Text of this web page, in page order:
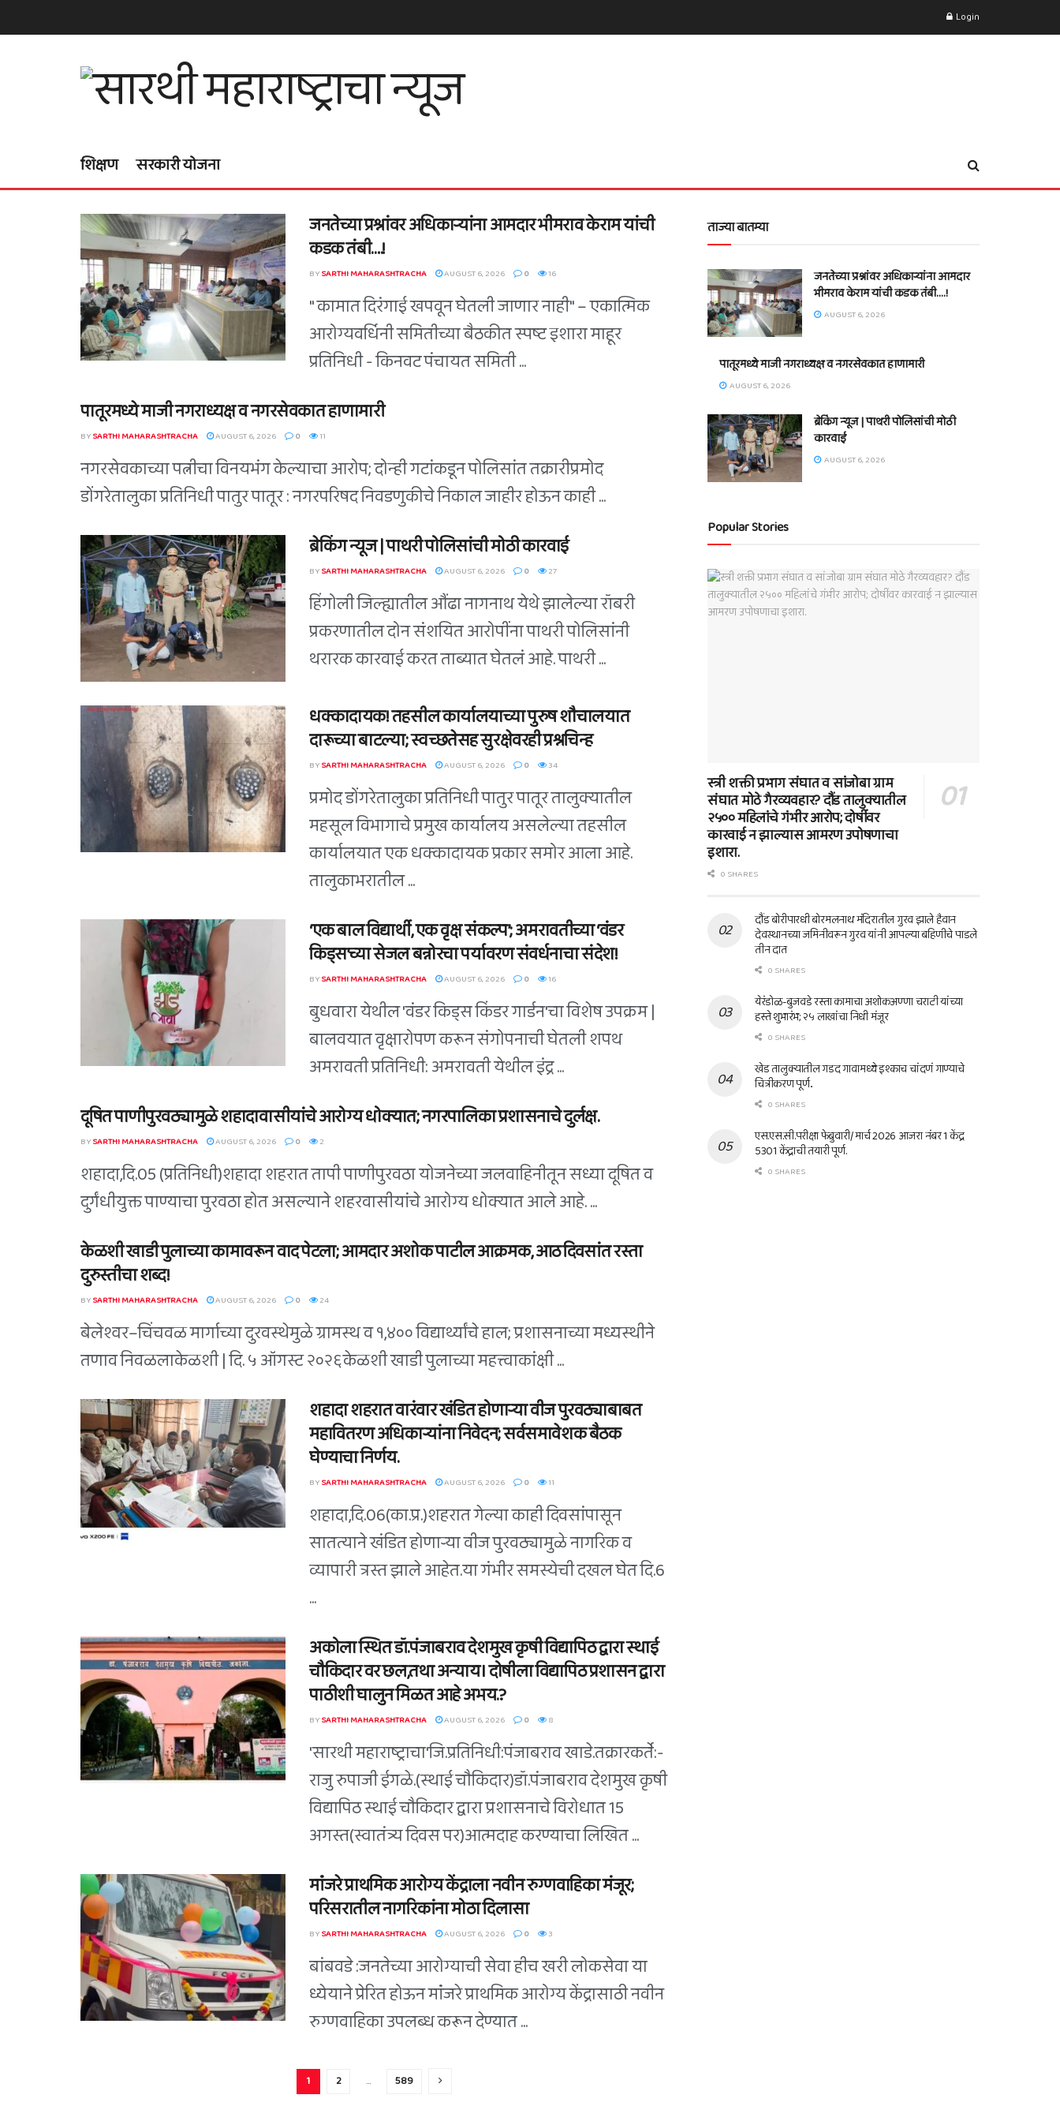
Login
शिक्षण सरकारी योजना
जनतेच्या प्रश्नांवर अधिकाऱ्यांना आमदार भीमराव केराम यांची
कडक तंबी….!
BYSARTHI MAHARASHTRACHA AUGUST 6, 2026 0 16
" कामात दिरंगाई खपवून घेतली जाणार नाही" – एकात्मिक
आरोग्यवर्धिनी समितीच्या बैठकीत स्पष्ट इशारा माहूर
प्रतिनिधी - किनवट पंचायत समिती ...
पातूरमध्ये माजी नगराध्यक्ष व नगरसेवकात हाणामारी
BYSARTHI MAHARASHTRACHA AUGUST 6, 2026 0 11
नगरसेवकाच्या पत्नीचा विनयभंग केल्याचा आरोप; दोन्ही गटांकडून पोलिसांत तक्रारीप्रमोद
डोंगरेतालुका प्रतिनिधी पातुर पातूर : नगरपरिषद निवडणुकीचे निकाल जाहीर होऊन काही ...
ब्रेकिंग न्यूज | पाथरी पोलिसांची मोठी कारवाई
BYSARTHI MAHARASHTRACHA AUGUST 6, 2026 0 27
हिंगोली जिल्ह्यातील औंढा नागनाथ येथे झालेल्या रॉबरी
प्रकरणातील दोन संशयित आरोपींना पाथरी पोलिसांनी
थरारक कारवाई करत ताब्यात घेतलं आहे. पाथरी ...
धक्कादायक! तहसील कार्यालयाच्या पुरुष शौचालयात
दारूच्या बाटल्या; स्वच्छतेसह सुरक्षेवरही प्रश्नचिन्ह
BYSARTHI MAHARASHTRACHA AUGUST 6, 2026 0 34
प्रमोद डोंगरेतालुका प्रतिनिधी पातुर पातूर तालुक्यातील
महसूल विभागाचे प्रमुख कार्यालय असलेल्या तहसील
कार्यालयात एक धक्कादायक प्रकार समोर आला आहे.
तालुकाभरातील ...
‘एक बाल विद्यार्थी, एक वृक्ष संकल्प’; अमरावतीच्या ‘वंडर
किड्स’च्या सेजल बन्नोरचा पर्यावरण संवर्धनाचा संदेश!
BYSARTHI MAHARASHTRACHA AUGUST 6, 2026 0 16
बुधवारा येथील 'वंडर किड्स किंडर गार्डन'चा विशेष उपक्रम |
बालवयात वृक्षारोपण करून संगोपनाची घेतली शपथ
अमरावती प्रतिनिधी: अमरावती येथील इंद्र ...
दूषित पाणीपुरवठ्यामुळे शहादावासीयांचे आरोग्य धोक्यात; नगरपालिका प्रशासनाचे दुर्लक्ष.
BYSARTHI MAHARASHTRACHA AUGUST 6, 2026 0 2
शहादा,दि.05 (प्रतिनिधी)शहादा शहरात तापी पाणीपुरवठा योजनेच्या जलवाहिनीतून सध्या दूषित व
दुर्गंधीयुक्त पाण्याचा पुरवठा होत असल्याने शहरवासीयांचे आरोग्य धोक्यात आले आहे. ...
केळशी खाडी पुलाच्या कामावरून वाद पेटला; आमदार अशोक पाटील आक्रमक, आठ दिवसांत रस्ता
दुरुस्तीचा शब्द!
BYSARTHI MAHARASHTRACHA AUGUST 6, 2026 0 24
बेलेश्वर–चिंचवळ मार्गाच्या दुरवस्थेमुळे ग्रामस्थ व १,४०० विद्यार्थ्यांचे हाल; प्रशासनाच्या मध्यस्थीने
तणाव निवळलाकेळशी | दि. ५ ऑगस्ट २०२६केळशी खाडी पुलाच्या महत्त्वाकांक्षी ...
शहादा शहरात वारंवार खंडित होणाऱ्या वीज पुरवठ्याबाबत
महावितरण अधिकाऱ्यांना निवेदन; सर्वसमावेशक बैठक
घेण्याचा निर्णय.
BYSARTHI MAHARASHTRACHA AUGUST 6, 2026 0 11
शहादा,दि.06(का.प्र.)शहरात गेल्या काही दिवसांपासून
सातत्याने खंडित होणाऱ्या वीज पुरवठ्यामुळे नागरिक व
व्यापारी त्रस्त झाले आहेत.या गंभीर समस्येची दखल घेत दि.6
...
अकोला स्थित डॉ.पंजाबराव देशमुख कृषी विद्यापिठ द्वारा स्थाई
चौकिदार वर छल,तथा अन्याय। दोषीला विद्यापिठ प्रशासन द्वारा
पाठीशी घालुन मिळत आहे अभय.?
BYSARTHI MAHARASHTRACHA AUGUST 6, 2026 0 8
'सारथी महाराष्ट्राचा'जि.प्रतिनिधी:पंजाबराव खाडे.तक्रारकर्ते:-
राजु रुपाजी ईगळे.(स्थाई चौकिदार)डॉ.पंजाबराव देशमुख कृषी
विद्यापिठ स्थाई चौकिदार द्वारा प्रशासनाचे विरोधात 15
अगस्त(स्वातंत्र्य दिवस पर)आत्मदाह करण्याचा लिखित ...
मांंजरे प्राथमिक आरोग्य केंद्राला नवीन रुग्णवाहिका मंजूर;
परिसरातील नागरिकांना मोठा दिलासा
BYSARTHI MAHARASHTRACHA AUGUST 6, 2026 0 3
बांबवडे :जनतेच्या आरोग्याची सेवा हीच खरी लोकसेवा या
ध्येयाने प्रेरित होऊन मांंजरे प्राथमिक आरोग्य केंद्रासाठी नवीन
रुग्णवाहिका उपलब्ध करून देण्यात ...
1 2 … 589
ताज्या बातम्या
जनतेच्या प्रश्नांवर अधिकाऱ्यांना आमदार
भीमराव केराम यांची कडक तंबी….!
AUGUST 6, 2026
पातूरमध्ये माजी नगराध्यक्ष व नगरसेवकात हाणामारी
AUGUST 6, 2026
ब्रेकिंग न्यूज | पाथरी पोलिसांची मोठी
कारवाई
AUGUST 6, 2026
Popular Stories
स्त्री शक्ती प्रभाग संघात व सांजोबा ग्राम
संघात मोठे गैरव्यवहार? दौंड तालुक्यातील
२५०० महिलांचे गंभीर आरोप; दोषींवर
कारवाई न झाल्यास आमरण उपोषणाचा
इशारा.
0 SHARES
दौंड बोरीपारधी बोरमलनाथ मंदिरातील गुरव झाले हैवान
देवस्थानच्या जमिनीवरून गुरव यांनी आपल्या बहिणीचे पाडले
तीन दात
0 SHARES
येरंडोळ-बुजवडे रस्ता कामाचा अशोकअण्णा चराटी यांच्या
हस्ते शुभारंभ; २५ लाखांचा निधी मंजूर
0 SHARES
खेड तालुक्यातील गडद गावामध्ये इश्काच चांदणं गाण्याचे
चित्रीकरण पूर्ण..
0 SHARES
एस.एस.सी.परीक्षा फेब्रुवारी/ मार्च 2026 आजरा नंबर 1 केंद्र
5301 केंद्राची तयारी पूर्ण.
0 SHARES